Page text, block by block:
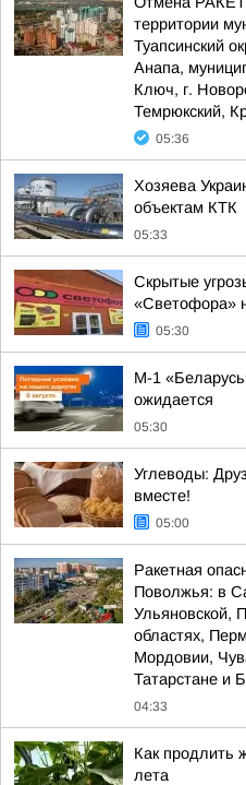
территории
Туапсинский
Анапа,
Ключ, г.
Темрюкский,
05:36
Хозяева
объектам КТК
05:33
Скрытые
«Светофора»
05:30
М-1
ожидается
05:30
Углеводы:
вместе!
05:00
Ракетная
Поволжья: в
Ульяновской,
областях,
Мордовии,
Татарстане и
04:33
Как продлить
лета